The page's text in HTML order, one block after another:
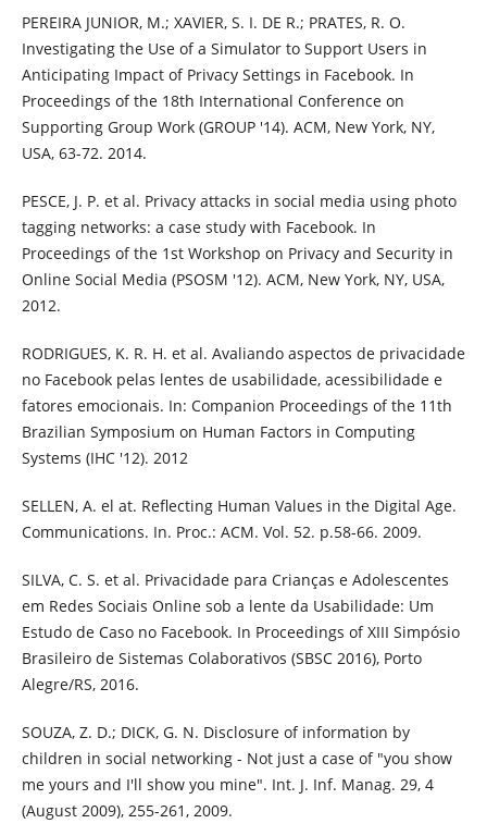
PEREIRA JUNIOR, M.; XAVIER, S. I. DE R.; PRATES, R. O.
Investigating the Use of a Simulator to Support Users in
Anticipating Impact of Privacy Settings in Facebook. In
Proceedings of the 18th International Conference on
Supporting Group Work (GROUP '14). ACM, New York, NY,
USA, 63-72. 2014.
PESCE, J. P. et al. Privacy attacks in social media using photo
tagging networks: a case study with Facebook. In
Proceedings of the 1st Workshop on Privacy and Security in
Online Social Media (PSOSM '12). ACM, New York, NY, USA,
2012.
RODRIGUES, K. R. H. et al. Avaliando aspectos de privacidade
no Facebook pelas lentes de usabilidade, acessibilidade e
fatores emocionais. In: Companion Proceedings of the 11th
Brazilian Symposium on Human Factors in Computing
Systems (IHC '12). 2012
SELLEN, A. el at. Reflecting Human Values in the Digital Age.
Communications. In. Proc.: ACM. Vol. 52. p.58-66. 2009.
SILVA, C. S. et al. Privacidade para Crianças e Adolescentes
em Redes Sociais Online sob a lente da Usabilidade: Um
Estudo de Caso no Facebook. In Proceedings of XIII Simpósio
Brasileiro de Sistemas Colaborativos (SBSC 2016), Porto
Alegre/RS, 2016.
SOUZA, Z. D.; DICK, G. N. Disclosure of information by
children in social networking - Not just a case of "you show
me yours and I'll show you mine". Int. J. Inf. Manag. 29, 4
(August 2009), 255-261, 2009.